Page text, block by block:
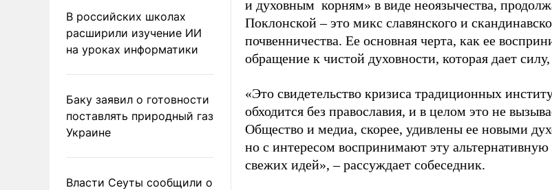
В российских школах
расширили изучение ИИ
на уроках информатики
Баку заявил о готовности
поставлять природный газ
Украине
Власти Сеуты сообщили о
и духовным корням» в виде неоязычества,
Поклонской – это микс славянского и
почвенничества. Ее основная черта, как ее
обращение к чистой духовности, которая дает
«Это свидетельство кризиса традиционных
обходится без православия, и в целом это не
Общество и медиа, скорее, удивлены ее новыми
но с интересом воспринимают эту альтернативную
свежих идей», – рассуждает собеседник.